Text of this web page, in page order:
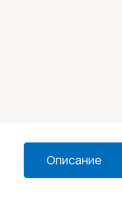
Описание